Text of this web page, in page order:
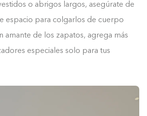
o abrigos largos, asegúrate de
espacio para colgarlos de cuerpo
amante de los zapatos, agrega más
especiales solo para tus